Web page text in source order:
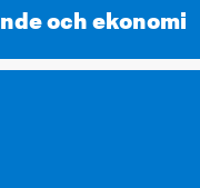
och ekonomi